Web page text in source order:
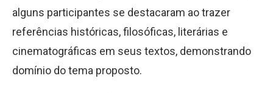
alguns participantes se destacaram ao trazer
referências históricas, filosóficas, literárias e
cinematográficas em seus textos, demonstrando
domínio do tema proposto.